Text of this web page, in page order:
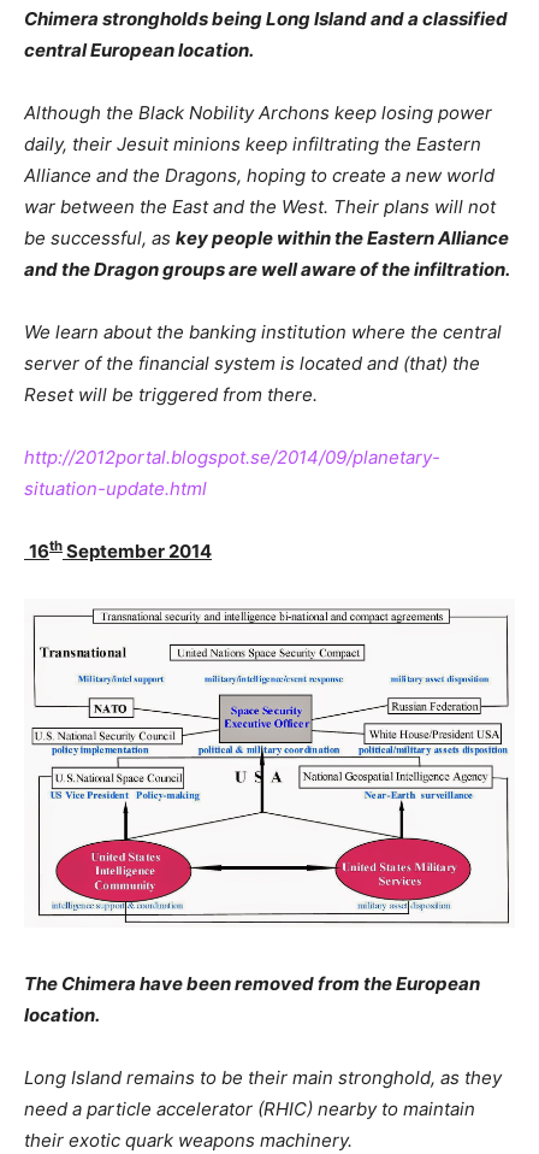
Chimera strongholds being Long Island and a classified
central European location.
Although the Black Nobility Archons keep losing power
daily, their Jesuit minions keep infiltrating the Eastern
Alliance and the Dragons, hoping to create a new world
war between the East and the West. Their plans will not
be successful, as key people within the Eastern Alliance
and the Dragon groups are well aware of the infiltration.
We learn about the banking institution where the central
server of the financial system is located and (that) the
Reset will be triggered from there.
http://2012portal.blogspot.se/2014/09/planetary-
situation-update.html
16th September 2014
The Chimera have been removed from the European
location.
Long Island remains to be their main stronghold, as they
need a particle accelerator (RHIC) nearby to maintain
their exotic quark weapons machinery.